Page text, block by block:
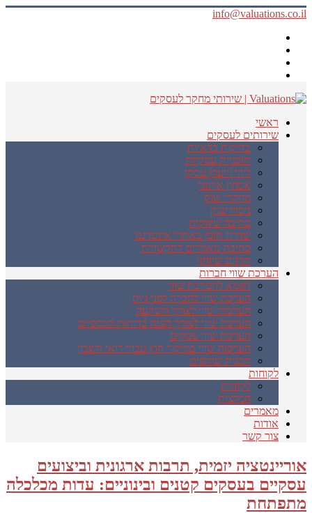
info@valuations.co.il
ראשי
שירותים לעסקים
בדיקות כדאיות
תוכניות עסקיות
ליווי וייעוץ עסקי
אבחון ארגוני
מחקרי שוק
ניסויי שוק
כתיבה שיווקית
שדרוג תוכן באתרי אינטרנט
כתיבת מאמרים לתקשורת
תרגום שיווקי
הערכת שווי חברות
דוגמא להערכת שווי
הערכת שווי לחברה לפני גיוס
הערכות שווי לצורך השקעה
הערכת שווי לצורך הצגה בדוחות הכספיים
הערכת שווי עסקים
הערכות שווי במיקור חוץ עבור רואי חשבון
תכנית שותפים
לקוחות
לקוחות
המלצות
מאמרים
אודות
צור קשר
אוריינטציה יזמית, תרבות ארגונית וביצועים
עסקיים בעסקים קטנים ובינוניים: עדות מכלכלה
מתפתחת